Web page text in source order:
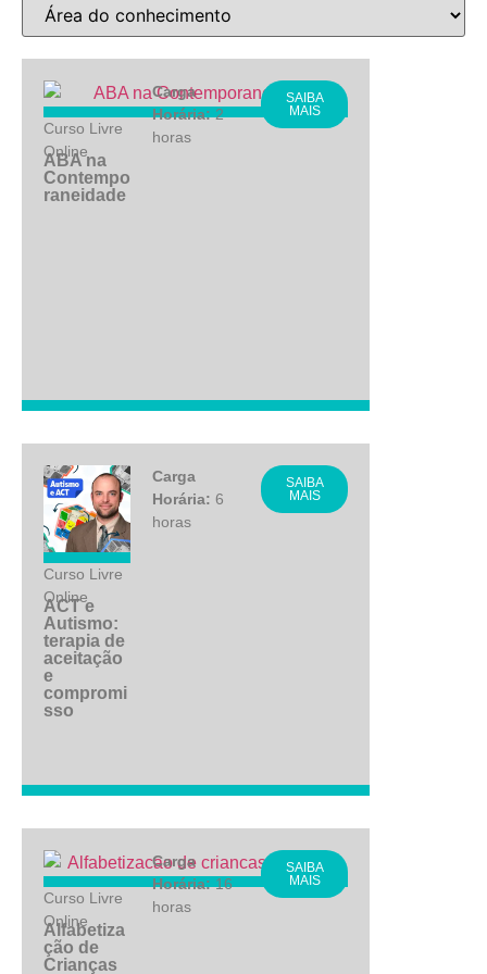
Curso Livre
Online
ABA na
Contempo
raneidade
Carga
Horária:2
horas
SAIBA
MAIS
Curso Livre
Online
ACT e
Autismo:
terapia de
aceitação
e
compromi
sso
Carga
Horária: 6
horas
SAIBA
MAIS
Curso Livre
Online
Alfabetiza
ção de
Crianças
Carga
Horária:16
horas
SAIBA
MAIS